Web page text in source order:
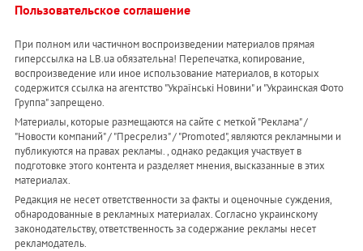
Пользовательское соглашение
При полном или частичном воспроизведении материалов прямая
гиперссылка на LB.ua обязательна! Перепечатка, копирование,
воспроизведение или иное использование материалов, в которых
содержится ссылка на агентство "Українськi Новини" и "Украинская Фото
Группа" запрещено.
Материалы, которые размещаются на сайте с меткой "Реклама" /
"Новости компаний" / "Пресрелиз" / "Promoted", являются рекламными и
публикуются на правах рекламы. , однако редакция участвует в
подготовке этого контента и разделяет мнения, высказанные в этих
материалах.
Редакция не несет ответственности за факты и оценочные суждения,
обнародованные в рекламных материалах. Согласно украинскому
законодательству, ответственность за содержание рекламы несет
рекламодатель.